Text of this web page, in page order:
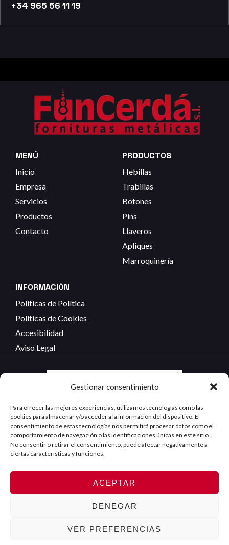
Gestionar consentimiento
Para ofrecer las mejores experiencias, utilizamos tecnologías como las
cookies para almacenar y/o acceder a la información del dispositivo. El
consentimiento de estas tecnologías nos permitirá procesar datos como el
comportamiento de navegación o las identificaciones únicas en este sitio.
No consentir o retirar el consentimiento, puede afectar negativamente a
ciertas características y funciones.
ACEPTAR
DENEGAR
VER PREFERENCIAS
+34 965 56 11 19
MENÚ
Inicio
Empresa
Servicios
Productos
Contacto
PRODUCTOS
Hebillas
Trabillas
Botones
Pins
Llaveros
Apliques
Marroquinería
INFORMACIÓN
Políticas de Política
Políticas de Cookies
Accesibilidad
Aviso Legal
FunCerdá Fornituras Metálicas. Todos